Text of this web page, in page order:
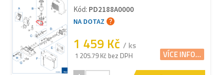
Kód: PD2188A0000
NA DOTAZ
1 459 Kč / ks
1 205.79 Kč bez DPH VÍCE INFO...